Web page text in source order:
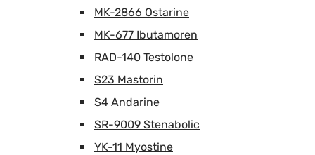
MK-2866 Ostarine
MK-677 Ibutamoren
RAD-140 Testolone
S23 Mastorin
S4 Andarine
SR-9009 Stenabolic
YK-11 Myostine